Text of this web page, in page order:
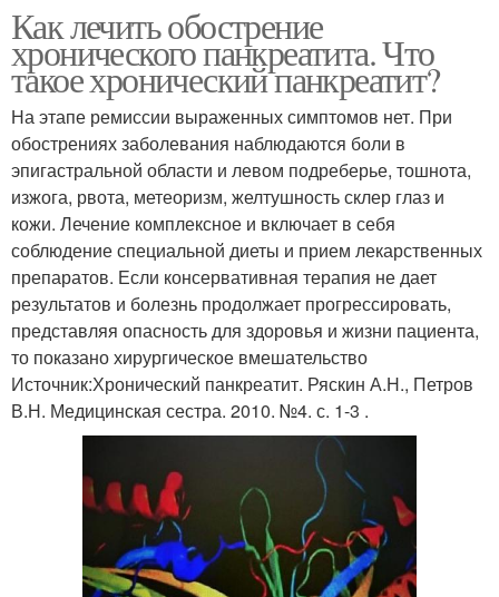
Как лечить обострение
хронического панкреатита. Что
такое хронический панкреатит?
На этапе ремиссии выраженных симптомов нет. При
обострениях заболевания наблюдаются боли в
эпигастральной области и левом подреберье, тошнота,
изжога, рвота, метеоризм, желтушность склер глаз и
кожи. Лечение комплексное и включает в себя
соблюдение специальной диеты и прием лекарственных
препаратов. Если консервативная терапия не дает
результатов и болезнь продолжает прогрессировать,
представляя опасность для здоровья и жизни пациента,
то показано хирургическое вмешательство
Источник:Хронический панкреатит. Ряскин А.Н., Петров
В.Н. Медицинская сестра. 2010. №4. с. 1-3 .